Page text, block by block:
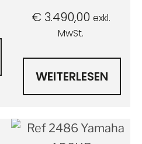
€3.490,00 exkl.
MwSt.
WEITERLESEN